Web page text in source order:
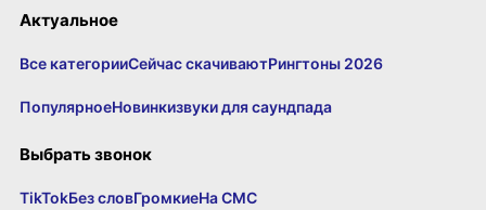
Актуальное
Все категорииСейчас скачиваютРингтоны 2026
ПопулярноеНовинкизвуки для саундпада
Выбрать звонок
TikTokБез словГромкиеНа СМС